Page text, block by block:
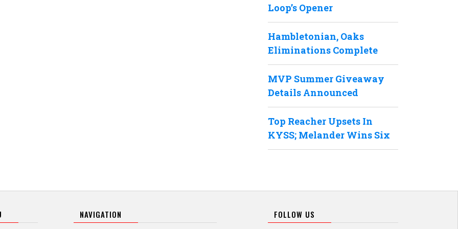
Loop’s Opener
Hambletonian, Oaks
Eliminations Complete
MVP Summer Giveaway
Details Announced
Top Reacher Upsets In
KYSS; Melander Wins Six
NAVIGATION FOLLOW US